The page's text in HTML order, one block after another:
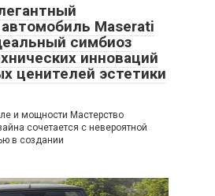
Maserati
симбиоз
инноваций
ценителей эстетики
и мощности Мастерство
сочетается с невероятной
в создании